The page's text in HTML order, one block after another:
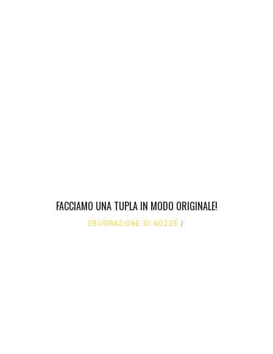
FACCIAMO UNA TUPLA IN MODO ORIGINALE!
DECORAZIONE DI NOZZE